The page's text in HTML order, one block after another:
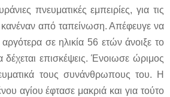
πνευματικές εμπειρίες, για τις
κανέναν από ταπείνωση. Απέφευγε να
σε ηλικία 56 ετών άνοιξε το
δέχεται επισκέψεις. Ένοιωσε ώριμος
τους συνάνθρωπους του. Η
αγίου έφτασε μακριά και για τούτο